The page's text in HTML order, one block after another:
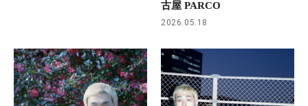
古屋 PARCO
2026.05.18